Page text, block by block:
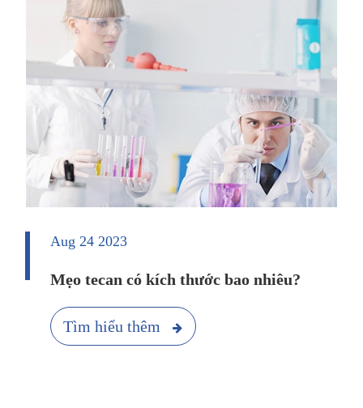
Aug 24 2023
Mẹo tecan có kích thước bao nhiêu?
Tìm hiểu thêm